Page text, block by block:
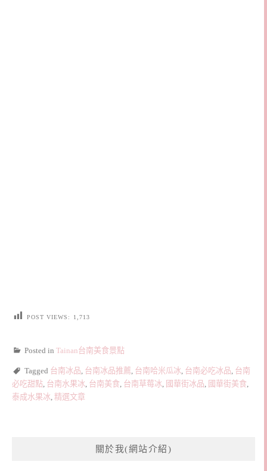
POST VIEWS: 1,713
Posted in Tainan台南美食景點
Tagged 台南冰品 台南冰品推薦 台南哈米瓜冰 台南必吃冰品 台南
必吃甜點 台南水果冰 台南美食 台南草莓冰 國華街冰品 國華街美食
泰成水果冰 精選文章
關於我(網站介紹)